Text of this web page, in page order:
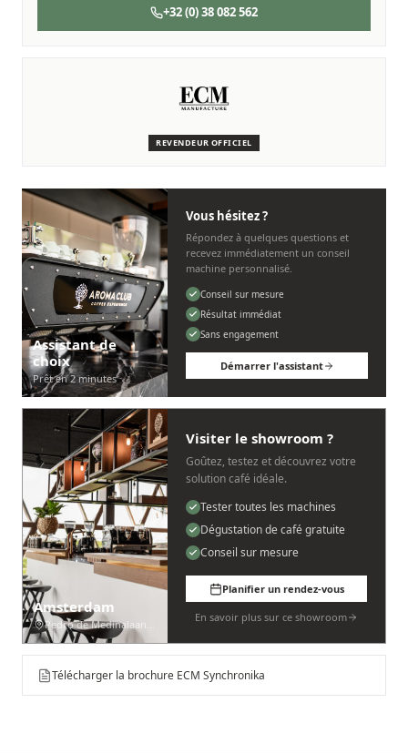
+32 (0) 38 082 562
REVENDEUR OFFICIEL
Nous sommes là pour vous
Personnel, rapide et sans tracas.
Assistant de
choix
Prêt en 2 minutes
Vous hésitez ?
Répondez à quelques questions et
recevez immédiatement un conseil
machine personnalisé.
Conseil sur mesure
Résultat immédiat
Sans engagement
Démarrer l'assistant
Amsterdam
Pedro de Medinalaan 53
Visiter le showroom ?
Goûtez, testez et découvrez votre
solution café idéale.
Tester toutes les machines
Dégustation de café gratuite
Conseil sur mesure
Planifier un rendez-vous
En savoir plus sur ce showroom
Télécharger la brochure ECM Synchronika